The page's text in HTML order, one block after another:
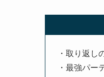
・取り返し
・最強パー